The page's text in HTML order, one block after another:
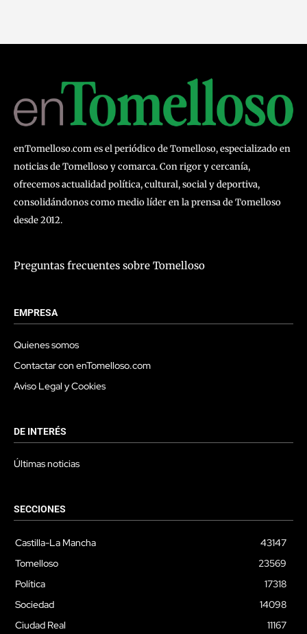
enTomelloso.com es el periódico de Tomelloso, especializado en
noticias de Tomelloso y comarca. Con rigor y cercanía,
ofrecemos actualidad política, cultural, social y deportiva,
consolidándonos como medio líder en la prensa de Tomelloso
desde 2012.
Preguntas frecuentes sobre Tomelloso
EMPRESA
Quienes somos
Contactar con enTomelloso.com
Aviso Legal y Cookies
DE INTERÉS
Últimas noticias
SECCIONES
Castilla-La Mancha
43147
Tomelloso
23569
Política
17318
Sociedad
14098
Ciudad Real
11167